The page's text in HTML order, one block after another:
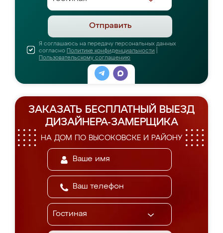
Отправить
Я соглашаюсь на передачу персональных данных
согласно Политике конфиденциальности
Пользовательскому соглашению
ЗАКАЗАТЬ БЕСПЛАТНЫЙ ВЫЕЗД
ДИЗАЙНЕРА-ЗАМЕРЩИКА
НА ДОМ ПО ВЫСОКОВСКЕ И РАЙОНУ